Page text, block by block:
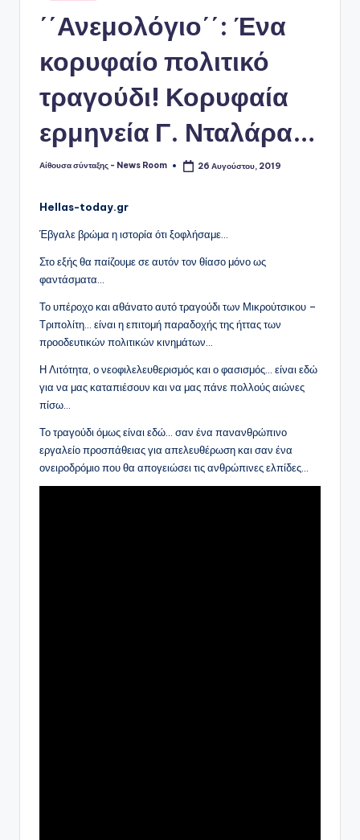
΄΄Ανεμολόγιο΄΄: Ένα
κορυφαίο πολιτικό
τραγούδι! Κορυφαία
ερμηνεία Γ. Νταλάρα…
Συγγραφέας:
Αίθουσα σύνταξης - News Room 26 Αυγούστου, 2019
Hellas-today.gr
Έβγαλε βρώμα η ιστορία ότι ξοφλήσαμε…
Στο εξής θα παίζουμε σε αυτόν τον θίασο μόνο ως
φαντάσματα…
Το υπέροχο και αθάνατο αυτό τραγούδι των Μικρούτσικου –
Τριπολίτη… είναι η επιτομή παραδοχής της ήττας των
προοδευτικών πολιτικών κινημάτων…
Η Λιτότητα, ο νεοφιλελευθερισμός και ο φασισμός… είναι εδώ
για να μας καταπιέσουν και να μας πάνε πολλούς αιώνες
πίσω…
Το τραγούδι όμως είναι εδώ… σαν ένα πανανθρώπινο
εργαλείο προσπάθειας για απελευθέρωση και σαν ένα
ονειροδρόμιο που θα απογειώσει τις ανθρώπινες ελπίδες…